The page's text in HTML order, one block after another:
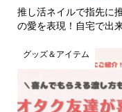
推し活ネイルで指先に
の愛を表現！自宅で出
グッズ＆アイテム